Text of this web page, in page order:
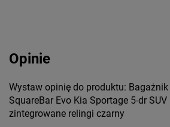
Opinie
Wystaw opinię do produktu:
SquareBar Evo Kia Sportage 5-dr
zintegrowane relingi czarny